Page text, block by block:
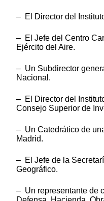
– El Director del
– El Jefe del Centro
Ejército del Aire.
– Un Subdirector
Nacional.
– El Director del
Consejo Superior de
– Un Catedrático de
Madrid.
– El Jefe de la
Geográfico.
– Un representante de